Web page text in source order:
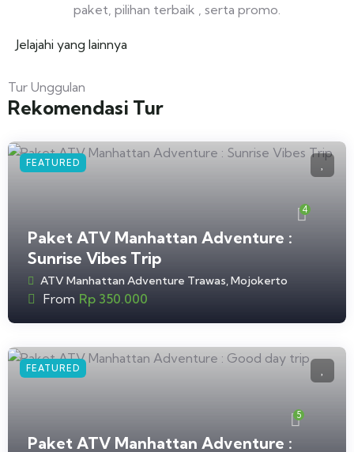
paket, pilihan terbaik , serta promo.
Jelajahi yang lainnya
Tur Unggulan
Rekomendasi Tur
FEATURED
4
Paket ATV Manhattan Adventure :
Sunrise Vibes Trip
ATV Manhattan Adventure Trawas, Mojokerto
From Rp 350.000
FEATURED
5
Paket ATV Manhattan Adventure :